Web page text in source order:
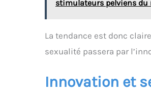
stimulateurs pelviens du
La tendance est donc
sexualité passera par
Innovation et